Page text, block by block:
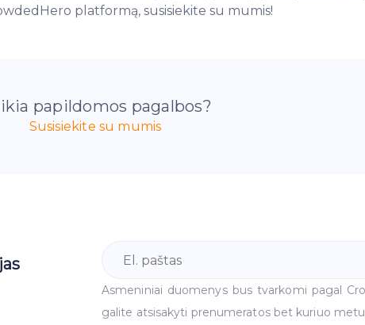
platformą, susisiekite su mumis!
papildomos pagalbos?
Susisiekite su mumis
Asmeniniai duomenys bus tvarkomi pagal
galite atsisakyti prenumeratos bet kuriuo